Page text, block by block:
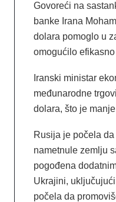
Govoreći na
banke Irana
dolara pomoglo u
omogućilo
Iranski ministar
međunarodne
dolara, što je
Rusija je počela
nametnule zemlju
pogođena
Ukrajini,
počela da